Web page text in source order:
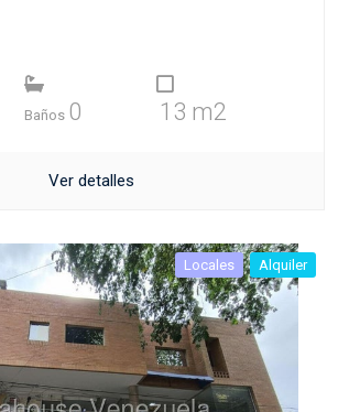
Baños 0 13 m2
Ver detalles
Locales Alquiler